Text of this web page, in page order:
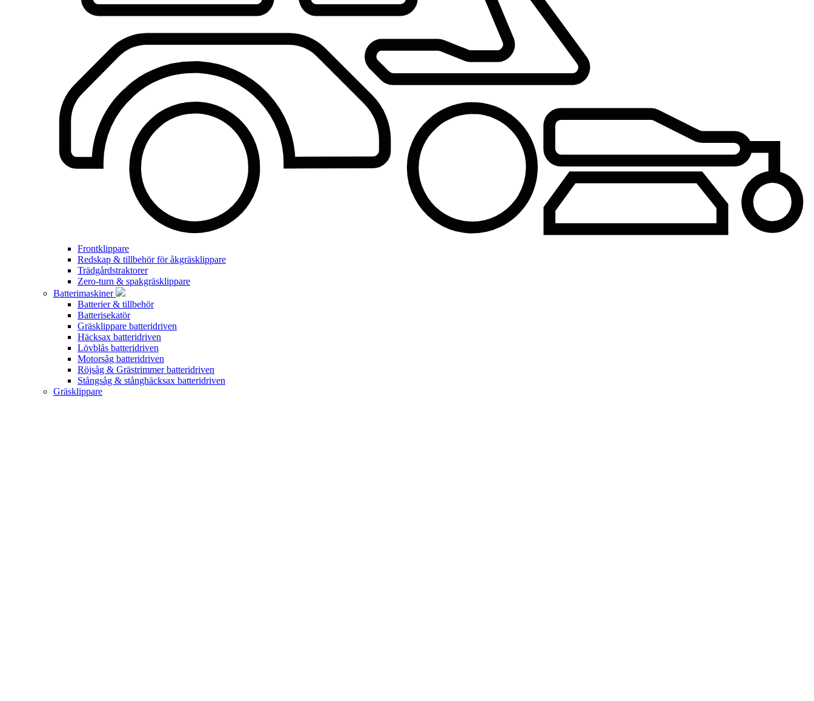
Frontklippare
Redskap & tillbehör för åkgräsklippare
Trädgårdstraktorer
Zero-turn & spakgräsklippare
Batterimaskiner
Batterier & tillbehör
Batterisekatör
Gräsklippare batteridriven
Häcksax batteridriven
Lövblås batteridriven
Motorsåg batteridriven
Röjsåg & Grästrimmer batteridriven
Stångsåg & stånghäcksax batteridriven
Gräsklippare